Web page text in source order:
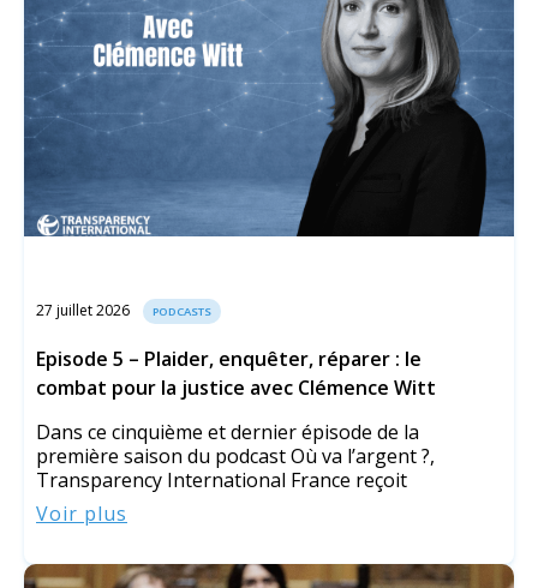
27 juillet 2026 PODCASTS
Episode 5 – Plaider, enquêter, réparer : le
combat pour la justice avec Clémence Witt
Dans ce cinquième et dernier épisode de la
première saison du podcast Où va l’argent ?,
Transparency International France reçoit
Voir plus